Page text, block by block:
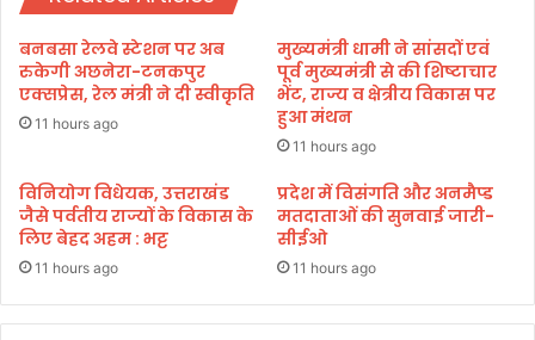
व
में
चा
र
न
सी
ल
मे
री
यो
ज
ना
स्त
क
ऑ
डि
बनबसा रेलवे स्टेशन पर अब
रुकेगी अछनेरा-टनकपुर
एक्सप्रेस, रेल मंत्री ने दी स्वीकृति
11 hours ago
मुख्यमंत्री धामी ने सांसदों एवं
पूर्व मुख्यमंत्री से की शिष्टाचार
भेंट, राज्य व क्षेत्रीय विकास पर
हुआ मंथन
11 hours ago
विनियोग विधेयक, उत्तराखंड
जैसे पर्वतीय राज्यों के विकास के
लिए बेहद अहम : भट्ट
11 hours ago
प्रदेश में विसंगति और अनमैप्ड
मतदाताओं की सुनवाई जारी-
सीईओ
11 hours ago